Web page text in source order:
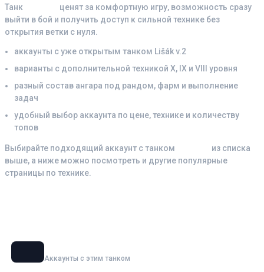
Танк
ценят за комфортную игру, возможность сразу
выйти в бой и получить доступ к сильной технике без
открытия ветки с нуля.
аккаунты с уже открытым танком Lišák v.2
варианты с дополнительной техникой X, IX и VIII уровня
разный состав ангара под рандом, фарм и выполнение
задач
удобный выбор аккаунта по цене, технике и количеству
топов
Выбирайте подходящий аккаунт с танком
из списка
выше, а ниже можно посмотреть и другие популярные
страницы по технике.
Аккаунты с этим танком